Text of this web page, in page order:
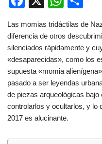
c
e
b
o
o
k
at
s
A
p
p
m
p
ar
tir
Las momias tridáctilas de
diferencia de otros
silenciados rápidamente y
«desaparecidas», como los
supuesta «momia
pasado a ser leyendas
de piezas arqueológicas
controlarlos y ocultarlos, y lo
2017 es alucinante.